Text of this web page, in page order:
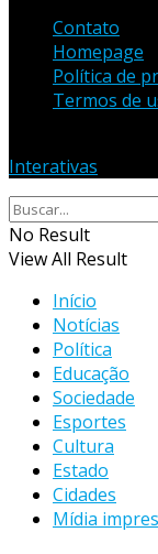
Contato
Homepage
Política de
Termos de
Interativas
No Result
View All Result
Início
Notícias
Política
Educação
Sociedade
Esportes
Cultura
Estado
Cidades
Mídia